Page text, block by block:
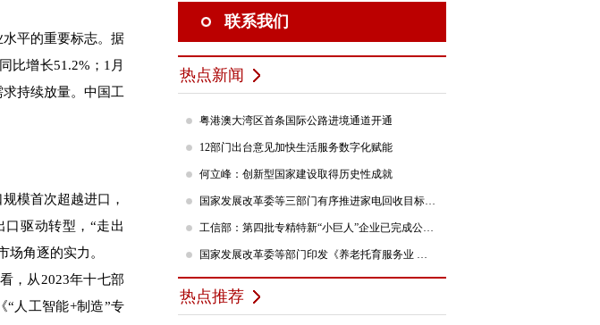
平的重要标志。据
比增长51.2%；1月
持续放量。中国工
模首次超越进口，
驱动转型，“走出
角逐的实力。
，从2023年十七部
“人工智能+制造”专
联系我们
热点新闻
粤港澳大湾区首条国际公路进境通道开通
12部门出台意见加快生活服务数字化赋能
何立峰：创新型国家建设取得历史性成就
国家发展改革委等三部门有序推进家电回收目标责任制行动
工信部：第四批专精特新“小巨人”企业已完成公示，民营企业占84%
国家发展改革委等部门印发《养老托育服务业 纾困扶持若干政策措施》的通知
热点推荐